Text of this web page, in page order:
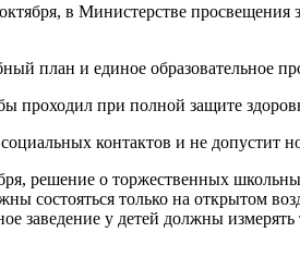
в Министерстве просвещения
план и единое образовательное
проходил при полной защите
контактов и не допустит
решение о торжественных
состояться только на открытом
заведение у детей должны измерять